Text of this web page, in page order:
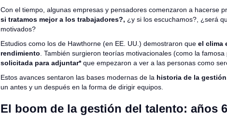
Con el tiempo, algunas empresas y pensadores comenzaron a hacerse
si tratamos mejor a los trabajadores?, ¿y si los escuchamos?, ¿será
motivados?
Estudios como los de Hawthorne (en EE. UU.) demostraron que el clima
rendimiento . También surgieron teorías motivacionales (como la
solicitada para adjuntar*que empezaron a ver a las personas como
Estos avances sentaron las bases modernas de la historia de la
un antes y un después en la forma de dirigir equipos.
El boom de la gestión del talento: años